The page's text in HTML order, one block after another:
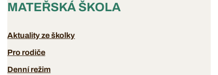
MATEŘSKÁ ŠKOLA
Aktuality ze školky
Pro rodiče
Denní režim